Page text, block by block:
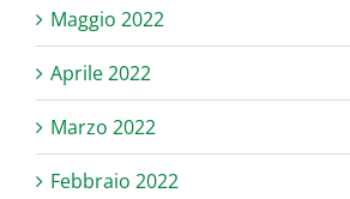
Maggio 2022
Aprile 2022
Marzo 2022
Febbraio 2022